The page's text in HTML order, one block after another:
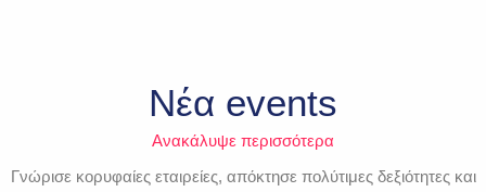
Νέα events
Ανακάλυψε περισσότερα
Γνώρισε κορυφαίες εταιρείες, απόκτησε πολύτιμες δεξιότητες και